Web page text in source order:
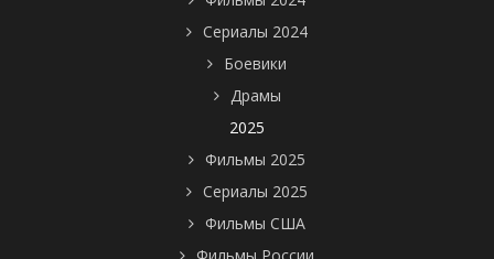
Сериалы 2024
Боевики
Драмы
2025
Фильмы 2025
Сериалы 2025
Фильмы США